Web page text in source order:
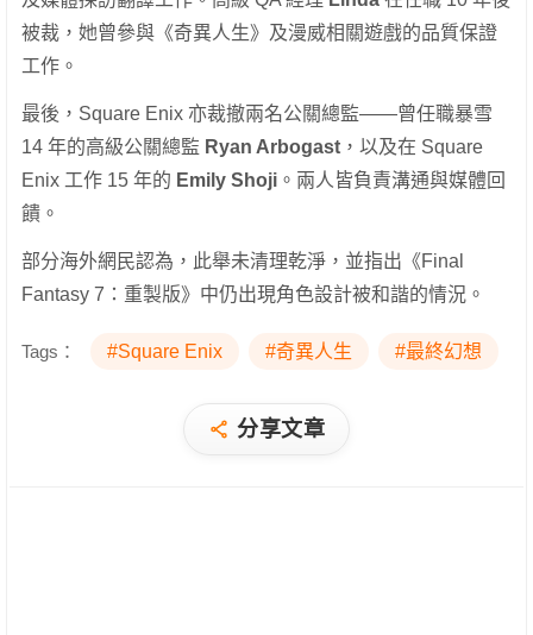
被裁，她曾參與《奇異人生》及漫威相關遊戲的品質保證
工作。
最後，Square Enix 亦裁撤兩名公關總監——曾任職暴雪
14 年的高級公關總監 Ryan Arbogast ，以及在 Square
Enix 工作 15 年的 Emily Shoji 。兩人皆負責溝通與媒體回
饋。
部分海外網民認為，此舉未清理乾淨，並指出《Final
Fantasy 7：重製版》中仍出現角色設計被和諧的情況。
Tags： #Square Enix #奇異人生 #最終幻想
分享文章